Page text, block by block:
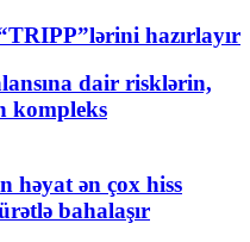
hazırlayır
dair risklərin,
kompleks
həyat ən çox hiss
bahalaşır